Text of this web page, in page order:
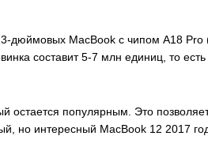
дюймовых MacBook с чипом A18
составит 5-7 млн единиц, то
остается популярным. Это
но интересный MacBook 12 2017